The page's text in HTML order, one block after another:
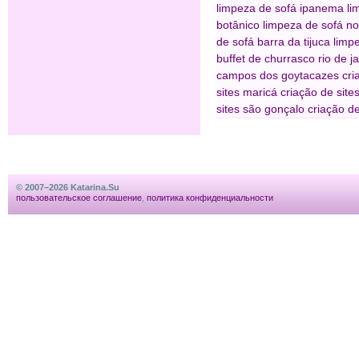
limpeza de sofá ipanema
botânico limpeza de sofá
de sofá barra da tijuca
buffet de churrasco rio de
campos dos goytacazes
sites maricá criação de
sites são gonçalo criação
© 2007–2026 Katarina.Su
пользовательское соглашение политика конфиденциальности